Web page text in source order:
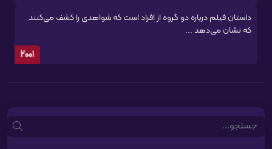
داستان فیلم درباره دو گروه از افراد است که شواهدی را کشف می‌کنند
که نشان می‌دهد ...
2001
Search